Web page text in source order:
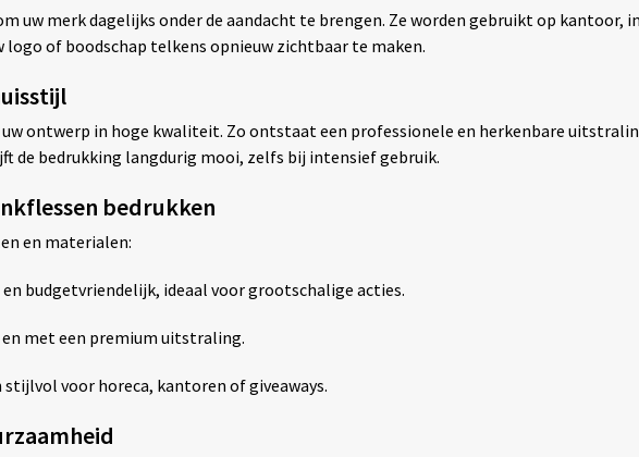
uw merk dagelijks onder de aandacht te brengen. Ze worden gebruikt op kantoor,
logo of boodschap telkens opnieuw zichtbaar te maken.
ontwerp in hoge kwaliteit. Zo ontstaat een professionele en herkenbare
de bedrukking langdurig mooi, zelfs bij intensief gebruik.
bedrukken
en materialen:
budgetvriendelijk, ideaal voor grootschalige acties.
met een premium uitstraling.
voor horeca, kantoren of giveaways.